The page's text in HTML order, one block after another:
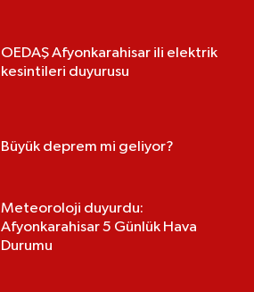
OEDAŞ Afyonkarahisar ili elektrik
kesintileri duyurusu
Büyük deprem mi geliyor?
Meteoroloji duyurdu:
Afyonkarahisar 5 Günlük Hava
Durumu